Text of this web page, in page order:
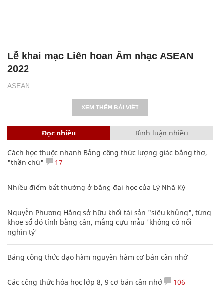
ASEAN
Lễ khai mạc Liên hoan Âm nhạc ASEAN
2022
XEM THÊM BÀI VIẾT
Đọc nhiều Bình luận nhiều
Cách học thuộc nhanh Bảng công thức lượng giác bằng thơ,
"thần chú"
17
Nhiều điểm bất thường ở bằng đại học của Lý Nhã Kỳ
Nguyễn Phương Hằng sở hữu khối tài sản "siêu khủng", từng
khoe sổ đỏ tính bằng cân, mắng cựu mẫu 'không có nổi
nghìn tỷ'
Bảng công thức đạo hàm nguyên hàm cơ bản cần nhớ
Các công thức hóa học lớp 8, 9 cơ bản cần nhớ 106